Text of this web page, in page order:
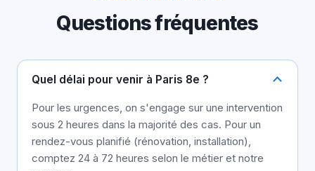
Questions fréquentes
Quel délai pour venir à Paris 8e ?
Pour les urgences, on s'engage sur une intervention
sous 2 heures dans la majorité des cas. Pour un
rendez-vous planifié (rénovation, installation),
comptez 24 à 72 heures selon le métier et notre